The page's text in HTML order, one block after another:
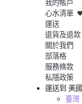
我的帳戶
心水清單
運送
退貨及退款
關於我們
部落格
服務條款
私隱政策
運送到 美國
臺灣